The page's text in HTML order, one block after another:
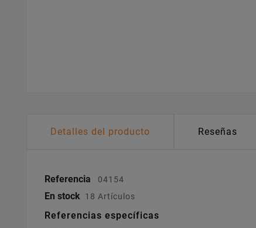
Detalles del producto Reseñas
Referencia 04154
En stock 18 Artículos
Referencias específicas